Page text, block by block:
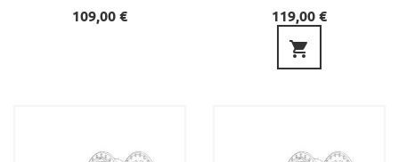
Preu
109,00 € Preu
119,00 €
